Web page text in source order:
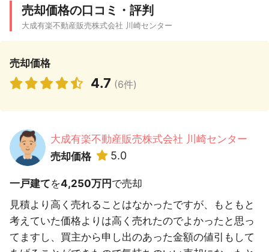
売却価格の口コミ・評判
大成有楽不動産販売株式会社 川崎センター
売却価格
4.7 (6件)
大成有楽不動産販売株式会社 川崎センター
売却価格
5.0
一戸建てを4,250万円で売却
見積より高く売れることはなかったですが、もともと
考えていた価格よりは高く売れたのでよかったと思っ
てますし、買主から申し出のあった金額の値引もして